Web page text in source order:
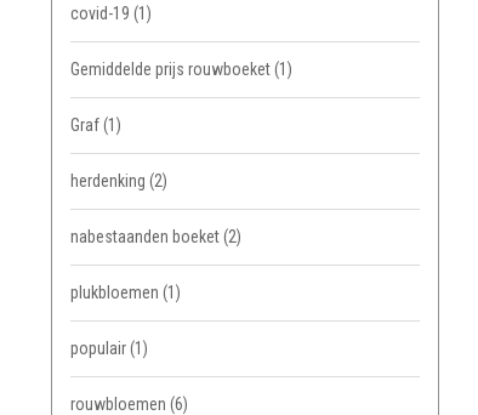
covid-19 (1)
Gemiddelde prijs rouwboeket(1)
Graf(1)
herdenking (2)
nabestaanden boeket(2)
plukbloemen (1)
populair(1)
rouwbloemen (6)